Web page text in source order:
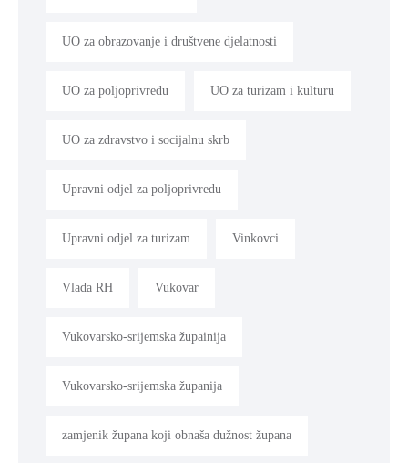
UO za obrazovanje i društvene djelatnosti
UO za poljoprivredu UO za turizam i kulturu
UO za zdravstvo i socijalnu skrb
Upravni odjel za poljoprivredu
Upravni odjel za turizam Vinkovci
Vlada RH Vukovar
Vukovarsko-srijemska župainija
Vukovarsko-srijemska županija
zamjenik župana koji obnaša dužnost župana